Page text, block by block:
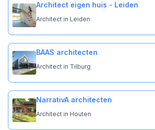
Architect eigen huis - Leiden
Architect in Leiden
BAAS architecten
Architect in Tilburg
NarrativA architecten
Architect in Houten